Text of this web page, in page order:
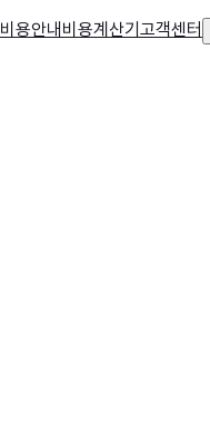
비용안내비용계산기고객센터